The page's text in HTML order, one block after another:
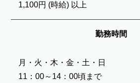
1,100円 (時給) 以上
勤務時間
月・火・木・金・土・日
11：00～14：00頃まで